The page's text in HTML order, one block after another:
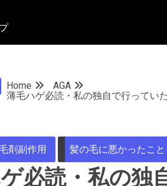
Home
AGA
薄毛ハゲ必読・私の独自で行ってい
剤副作用 髪の毛に悪かったこと
必読・私の独